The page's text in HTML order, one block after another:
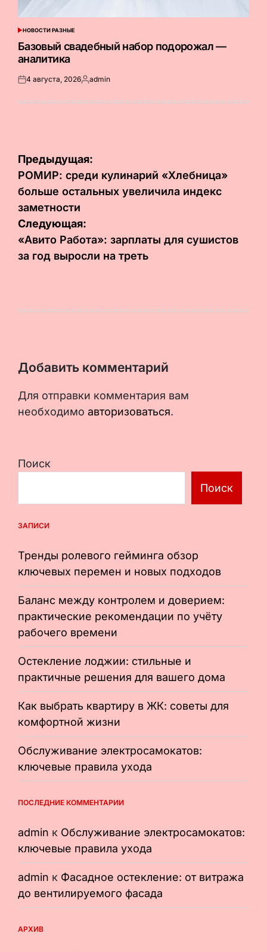
ОПУБЛИКОВАНО
В
НОВОСТИ РАЗНЫЕ
Базовый свадебный набор подорожал —
аналитика
Опубликовано
4 августа, 2026Запись
admin
Навигация
по
записям
Предыдущая:
РОМИР: среди кулинарий «Хлебница»
больше остальных увеличила индекс
заметности
Следующая:
«Авито Работа»: зарплаты для сушистов
за год выросли на треть
Добавить комментарий
Для отправки комментария вам
необходимо авторизоваться.
Поиск
Поиск
ЗАПИСИ
Тренды ролевого гейминга обзор
ключевых перемен и новых подходов
Баланс между контролем и доверием:
практические рекомендации по учёту
рабочего времени
Остекление лоджии: стильные и
практичные решения для вашего дома
Как выбрать квартиру в ЖК: советы для
комфортной жизни
Обслуживание электросамокатов:
ключевые правила ухода
ПОСЛЕДНИЕ КОММЕНТАРИИ
admin к Обслуживание электросамокатов:
ключевые правила ухода
admin к Фасадное остекление: от витража
до вентилируемого фасада
АРХИВ